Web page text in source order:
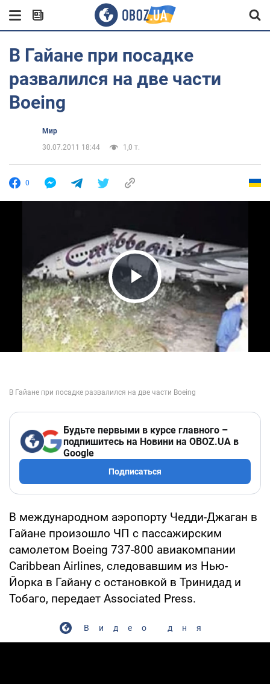
В Гайане при посадке
развалился на две части
Boeing
Мир
30.07.2011 18:44
1,0 т.
0
Play Video
Будьте первыми в курсе главного –
подпишитесь на Новини на OBOZ.UA в
Google
Подписаться
В международном аэропорту Чедди-Джаган в
Гайане произошло ЧП с пассажирским
самолетом Boeing 737-800 авиакомпании
Caribbean Airlines, следовавшим из Нью-
Йорка в Гайану с остановкой в Тринидад и
Тобаго, передает Associated Press.
Видео дня